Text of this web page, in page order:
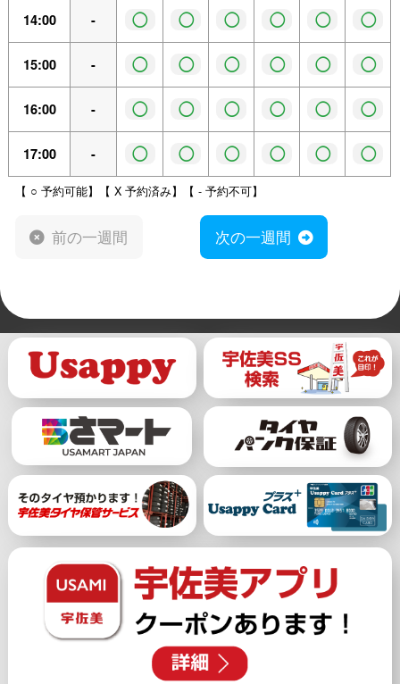
14:00 - ◯ ◯ ◯ ◯ ◯ ◯
15:00 - ◯ ◯ ◯ ◯ ◯ ◯
16:00 - ◯ ◯ ◯ ◯ ◯ ◯
17:00 - ◯ ◯ ◯ ◯ ◯ ◯
【 ○ 予約可能】【 X 予約済み】【 - 予約不可】
前の一週間 次の一週間